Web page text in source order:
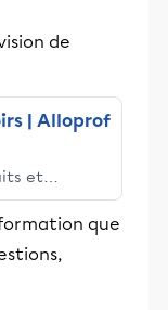
de
| Alloprof
et
les élèves
que